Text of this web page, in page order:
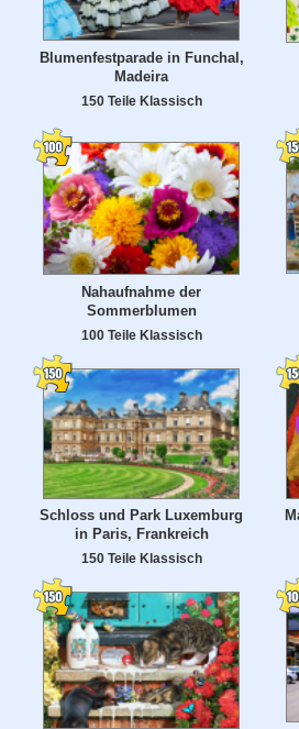
Blumenfestparade in Funchal,
Madeira
150 Teile Klassisch
Nahaufnahme der
Sommerblumen
100 Teile Klassisch
Schloss und Park Luxemburg
in Paris, Frankreich
150 Teile Klassisch